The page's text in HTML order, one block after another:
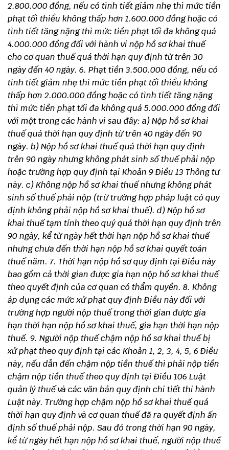
2.800.000 đồng, nếu có tình tiết giảm nhẹ thì mức tiền
phạt tối thiểu không thấp hơn 1.600.000 đồng hoặc có
tình tiết tăng nặng thì mức tiền phạt tối đa không quá
4.000.000 đồng đối với hành vi nộp hồ sơ khai thuế
cho cơ quan thuế quá thời hạn quy định từ trên 30
ngày đến 40 ngày. 6. Phạt tiền 3.500.000 đồng, nếu có
tình tiết giảm nhẹ thì mức tiền phạt tối thiểu không
thấp hơn 2.000.000 đồng hoặc có tình tiết tăng nặng
thì mức tiền phạt tối đa không quá 5.000.000 đồng đối
với một trong các hành vi sau đây: a) Nộp hồ sơ khai
thuế quá thời hạn quy định từ trên 40 ngày đến 90
ngày. b) Nộp hồ sơ khai thuế quá thời hạn quy định
trên 90 ngày nhưng không phát sinh số thuế phải nộp
hoặc trường hợp quy định tại Khoản 9 Điều 13 Thông tư
này. c) Không nộp hồ sơ khai thuế nhưng không phát
sinh số thuế phải nộp (trừ trường hợp pháp luật có quy
định không phải nộp hồ sơ khai thuế). d) Nộp hồ sơ
khai thuế tạm tính theo quý quá thời hạn quy định trên
90 ngày, kể từ ngày hết thời hạn nộp hồ sơ khai thuế
nhưng chưa đến thời hạn nộp hồ sơ khai quyết toán
thuế năm. 7. Thời hạn nộp hồ sơ quy định tại Điều này
bao gồm cả thời gian được gia hạn nộp hồ sơ khai thuế
theo quyết định của cơ quan có thẩm quyền. 8. Không
áp dụng các mức xử phạt quy định Điều này đối với
trường hợp người nộp thuế trong thời gian được gia
hạn thời hạn nộp hồ sơ khai thuế, gia hạn thời hạn nộp
thuế. 9. Người nộp thuế chậm nộp hồ sơ khai thuế bị
xử phạt theo quy định tại các Khoản 1, 2, 3, 4, 5, 6 Điều
này, nếu dẫn đến chậm nộp tiền thuế thì phải nộp tiền
chậm nộp tiền thuế theo quy định tại Điều 106 Luật
quản lý thuế và các văn bản quy định chi tiết thi hành
Luật này. Trường hợp chậm nộp hồ sơ khai thuế quá
thời hạn quy định và cơ quan thuế đã ra quyết định ấn
định số thuế phải nộp. Sau đó trong thời hạn 90 ngày,
kể từ ngày hết hạn nộp hồ sơ khai thuế, người nộp thuế